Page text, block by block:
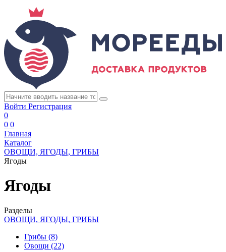
Войти Регистрация
0
0 0
Главная
Каталог
ОВОЩИ, ЯГОДЫ, ГРИБЫ
Ягоды
Ягоды
Разделы
ОВОЩИ, ЯГОДЫ, ГРИБЫ
Грибы (8)
Овощи (22)